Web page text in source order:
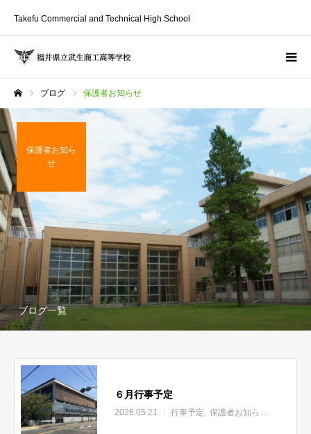
Takefu Commercial and Technical High School
ブログ 保護者お知らせ
保護者お知ら
せ
ブログ一覧
６月行事予定
2026.05.21 行事予定 保護者お知らせ